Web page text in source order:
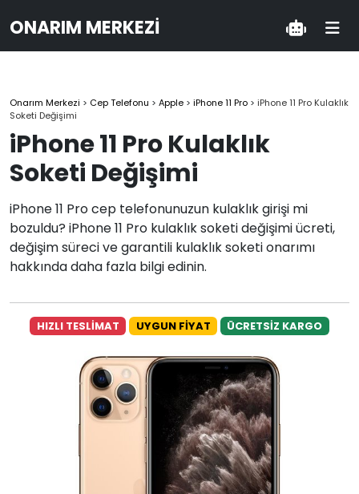
ONARIM MERKEZI
Onarım Merkezi > Cep Telefonu > Apple > iPhone 11 Pro > iPhone 11 Pro Kulaklık
Soketi Değişimi
iPhone 11 Pro Kulaklık
Soketi Değişimi
iPhone 11 Pro cep telefonunuzun kulaklık girişi mi
bozuldu? iPhone 11 Pro kulaklık soketi değişimi ücreti,
değişim süreci ve garantili kulaklık soketi onarımı
hakkında daha fazla bilgi edinin.
HIZLI TESLİMAT UYGUN FİYAT ÜCRETSİZ KARGO